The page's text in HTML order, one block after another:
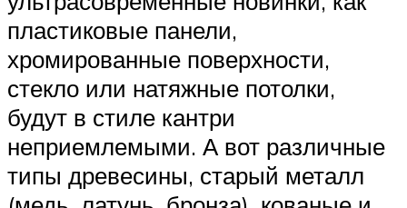
пластиковые панели,
хромированные поверхности,
стекло или натяжные потолки,
будут в стиле кантри
неприемлемыми. А вот различные
типы древесины, старый металл